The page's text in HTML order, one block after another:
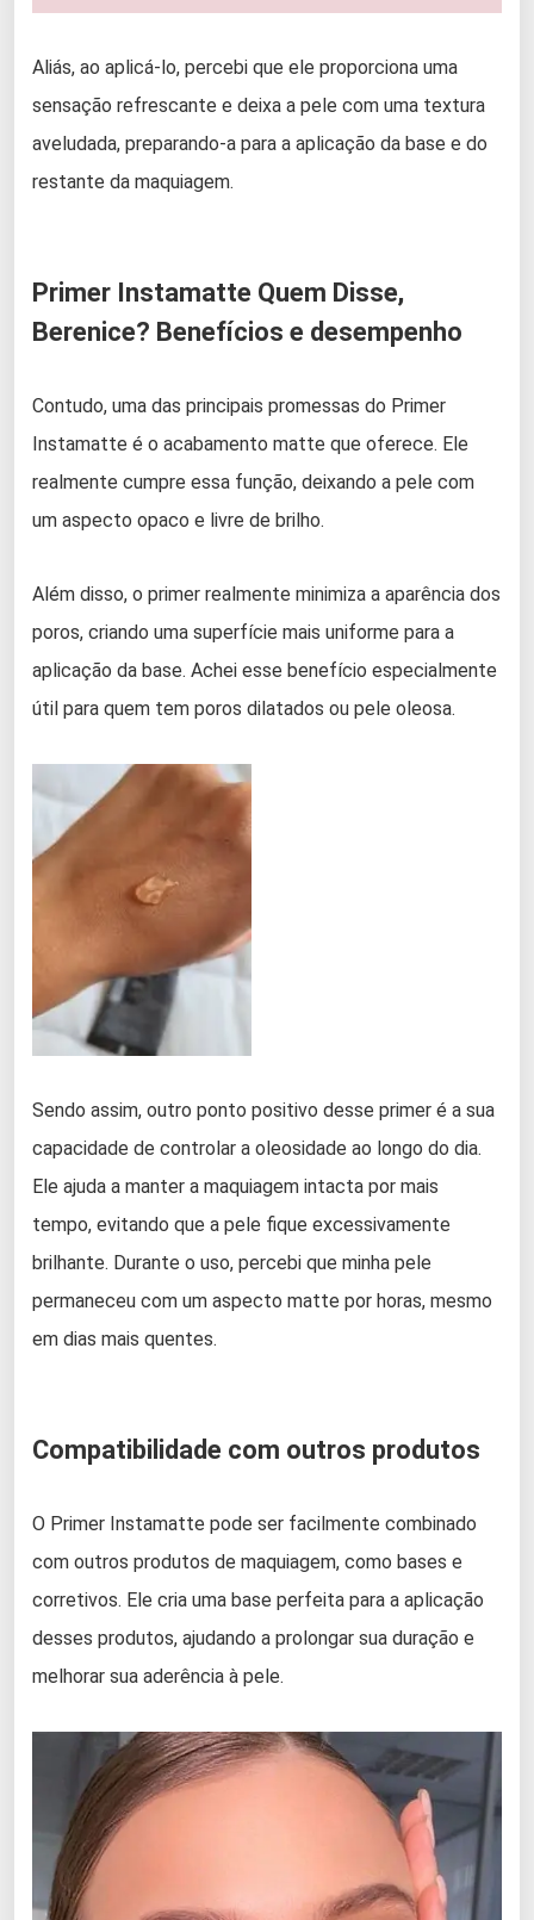
Aliás, ao aplicá-lo, percebi que ele proporciona uma
sensação refrescante e deixa a pele com uma textura
aveludada, preparando-a para a aplicação da base e do
restante da maquiagem.
Primer Instamatte Quem Disse,
Berenice? Benefícios e desempenho
Contudo, uma das principais promessas do Primer
Instamatte é o acabamento matte que oferece. Ele
realmente cumpre essa função, deixando a pele com
um aspecto opaco e livre de brilho.
Além disso, o primer realmente minimiza a aparência dos
poros, criando uma superfície mais uniforme para a
aplicação da base. Achei esse benefício especialmente
útil para quem tem poros dilatados ou pele oleosa.
Sendo assim, outro ponto positivo desse primer é a sua
capacidade de controlar a oleosidade ao longo do dia.
Ele ajuda a manter a maquiagem intacta por mais
tempo, evitando que a pele fique excessivamente
brilhante. Durante o uso, percebi que minha pele
permaneceu com um aspecto matte por horas, mesmo
em dias mais quentes.
Compatibilidade com outros produtos
O Primer Instamatte pode ser facilmente combinado
com outros produtos de maquiagem, como bases e
corretivos. Ele cria uma base perfeita para a aplicação
desses produtos, ajudando a prolongar sua duração e
melhorar sua aderência à pele.